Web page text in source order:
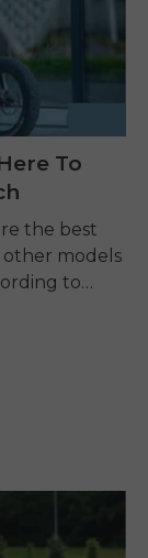
To
the best
other models
to